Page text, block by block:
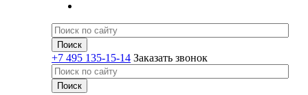
+7 495 135-15-14 Заказать звонок